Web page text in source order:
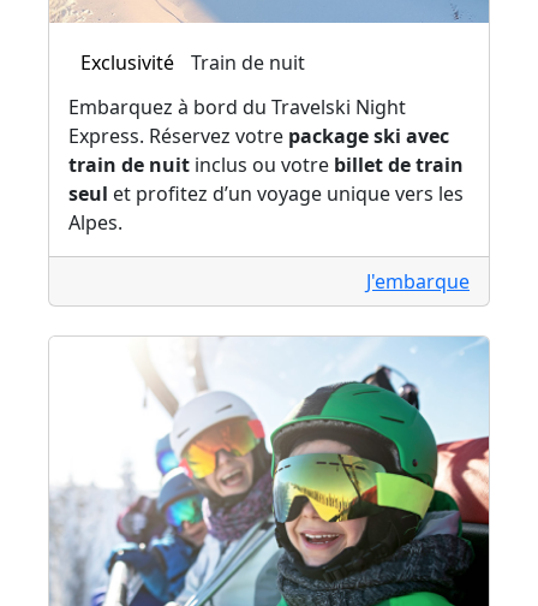
Exclusivité
Train de nuit
Embarquez à bord du Travelski Night
Express. Réservez votre package ski avec
train de nuit inclus ou votre billet de train
seul et profitez d’un voyage unique vers les
Alpes.
J'embarque